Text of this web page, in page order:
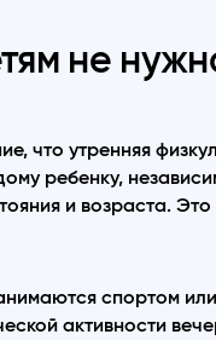
не
что утренняя
ребенку,
и возраста.
спортом
активности